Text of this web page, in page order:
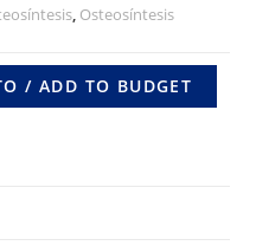
, Osteosíntesis
/ ADD TO BUDGET